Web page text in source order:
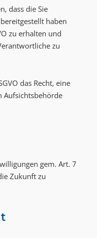
dass die Sie
haben
zu erhalten und
zu
das Recht, eine
Aufsichtsbehörde
gem. Art. 7
Zukunft zu